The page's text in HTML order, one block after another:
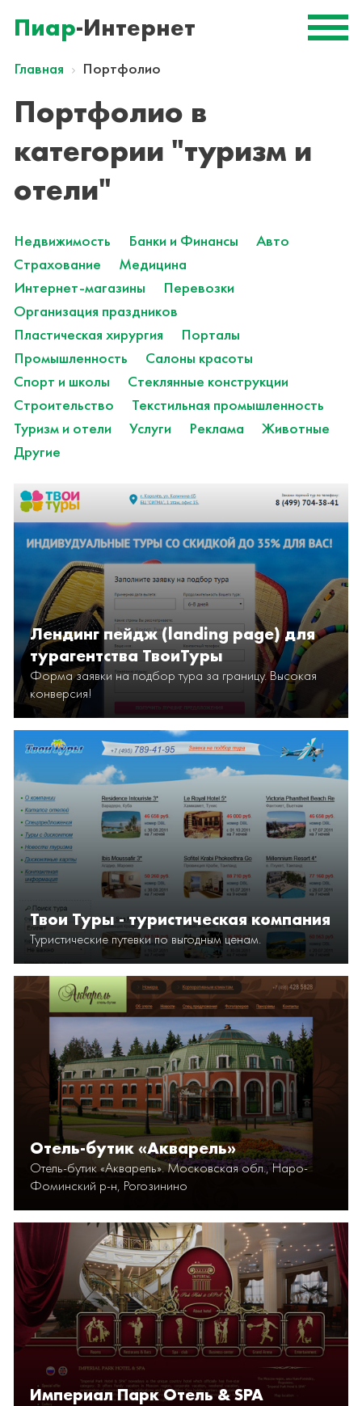
Пиар-Интернет
Главная Портфолио
Портфолио в
категории "туризм и
отели"
Недвижимость Банки и Финансы
Авто
Страхование
Медицина
Интернет-магазины
Перевозки
Организация праздников
Пластическая хирургия
Порталы
Промышленность
Салоны красоты
Спорт и школы
Стеклянные конструкции
Строительство
Текстильная промышленность
Туризм и отели
Услуги Реклама
Животные
Другие
Лендинг пейдж (landing page) для
турагентства ТвоиТуры
Форма заявки на подбор тура за границу. Высокая
конверсия!
Твои Туры - туристическая компания
Туристические путевки по выгодным ценам.
Отель-бутик «Акварель»
Отель-бутик «Акварель». Московская обл., Наро-
Фоминский р-н, Рогозинино
Империал Парк Отель & SPA